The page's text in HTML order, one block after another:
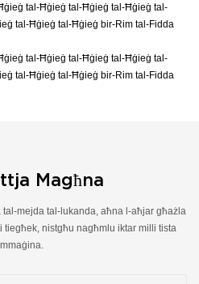
Magħna
mejda tal-lukanda, aħna l-aħjar għażla
nistgħu nagħmlu iktar milli tista